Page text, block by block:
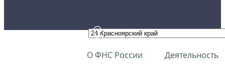
О ФНС России Деятельность